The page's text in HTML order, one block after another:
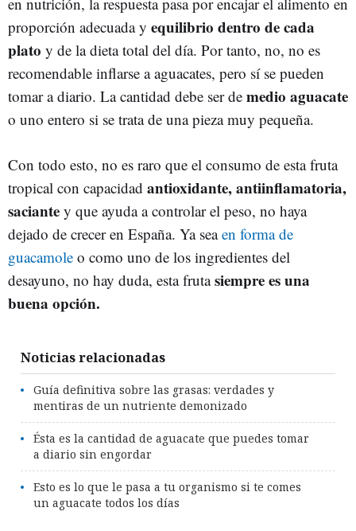
proporción adecuada y equilibrio dentro de cada
plato y de la dieta total del día. Por tanto, no, no es
recomendable inflarse a aguacates, pero sí se pueden
tomar a diario. La cantidad debe ser de medio aguacate
o uno entero si se trata de una pieza muy pequeña.
Con todo esto, no es raro que el consumo de esta fruta
tropical con capacidad antioxidante, antiinflamatoria,
saciante y que ayuda a controlar el peso, no haya
dejado de crecer en España. Ya seaen forma de
guacamole o como uno de los ingredientes del
desayuno, no hay duda, esta frutasiempre es una
buena opción.
Noticias relacionadas
Guía definitiva sobre las grasas: verdades y
mentiras de un nutriente demonizado
Ésta es la cantidad de aguacate que puedes tomar
a diario sin engordar
Esto es lo que le pasa a tu organismo si te comes
un aguacate todos los días